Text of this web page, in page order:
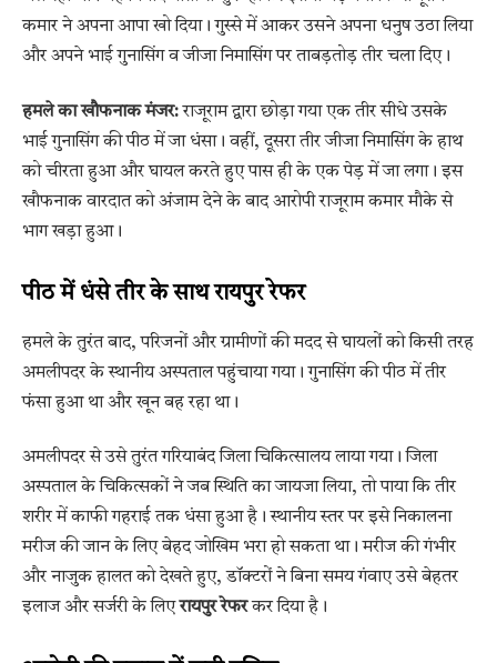
कमार ने अपना आपा खो दिया। गुस्से में आकर उसने अपना धनुष उठा लिया
और अपने भाई गुनासिंग व जीजा निमासिंग पर ताबड़तोड़ तीर चला दिए।
हमले का खौफनाक मंजर:राजूराम द्वारा छोड़ा गया एक तीर सीधे उसके
भाई गुनासिंग की पीठ में जा धंसा। वहीं, दूसरा तीर जीजा निमासिंग के हाथ
को चीरता हुआ और घायल करते हुए पास ही के एक पेड़ में जा लगा। इस
खौफनाक वारदात को अंजाम देने के बाद आरोपी राजूराम कमार मौके से
भाग खड़ा हुआ।
पीठ में धंसे तीर के साथ रायपुर रेफर
हमले के तुरंत बाद, परिजनों और ग्रामीणों की मदद से घायलों को किसी तरह
अमलीपदर के स्थानीय अस्पताल पहुंचाया गया। गुनासिंग की पीठ में तीर
फंसा हुआ था और खून बह रहा था।
अमलीपदर से उसे तुरंत गरियाबंद जिला चिकित्सालय लाया गया। जिला
अस्पताल के चिकित्सकों ने जब स्थिति का जायजा लिया, तो पाया कि तीर
शरीर में काफी गहराई तक धंसा हुआ है। स्थानीय स्तर पर इसे निकालना
मरीज की जान के लिए बेहद जोखिम भरा हो सकता था। मरीज की गंभीर
और नाजुक हालत को देखते हुए, डॉक्टरों ने बिना समय गंवाए उसे बेहतर
इलाज और सर्जरी के लिएरायपुर रेफरकर दिया है।